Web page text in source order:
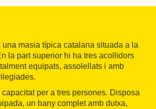
una masia típica catalana situada a la
la part superior hi ha tres acollidors
equipats, assolellats i amb
capacitat per a tres persones. Disposa
un bany complet amb dutxa,